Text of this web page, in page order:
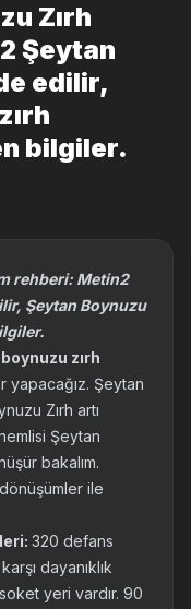
Zırh
Şeytan
edilir,
bilgiler.
rehberi: Metin2
Şeytan Boynuzu
zırh
yapacağız. Şeytan
Zırh artı
Şeytan
bakalım.
ile
320 defans
dayanıklık
yeri vardır. 90